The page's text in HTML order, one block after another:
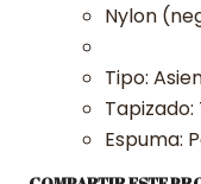
Nylon
Tipo:
Tapizado:
Espuma: